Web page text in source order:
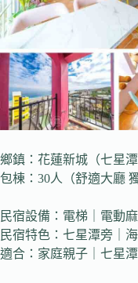
鄉鎮：花蓮新城（七星
包棟：30人（舒適大廳
民宿設備：電梯｜電動
民宿特色：七星潭旁｜
適合：家庭親子｜七星